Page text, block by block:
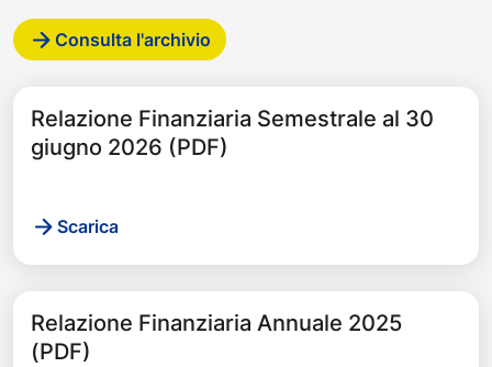
Consulta l'archivio
Relazione Finanziaria Semestrale al 30
giugno 2026 (PDF)
Scarica
Relazione Finanziaria Annuale 2025
(PDF)